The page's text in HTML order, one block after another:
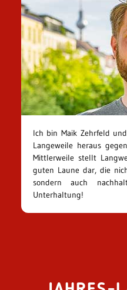
Ich bin Maik Zehrfeld
Langeweile heraus
Mittlerweile stellt
guten Laune dar, die
sondern auch
Unterhaltung!